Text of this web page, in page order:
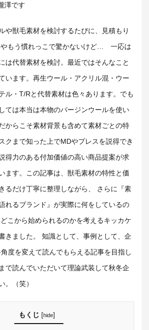
澤です
や獣毛素材を検討するたびに、見積もり
やもう慣れっこで驚かないけど… 一応は
は代替素材を検討。最近ではそんなこと
います。再生ウール・アクリル混・ウー
ル・T/Rと代替素材は色々あります。でも
ては本当は本物のバージンウールを使い
からこそ素材背景も含めて素材ごとの特
クまで知った上でMDやプレスを説得でき
得力のある付加価値の高い商品提案が求
ます。この記事は、獣毛素材の特性と価
るだけ丁寧に整理しながら、 さらに『素
れるブランド』が実際に何をしているの
こから始められるのかを考えるキッカケ
きました。 知識として、事例として、企
度を変えて読んでもらえる記事を目指し
で読んでいただいて理論武装して秋冬企
。（笑）
もくじ [hide]